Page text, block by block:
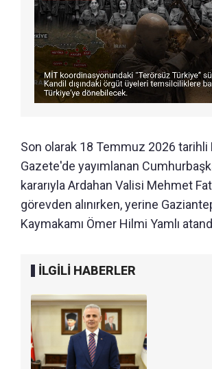
Son olarak 18 Temmuz 2026 tarihli
Gazete'de yayımlanan
kararıyla Ardahan Valisi Mehmet
görevden alınırken, yerine
Kaymakamı Ömer Hilmi Yamlı
İLGİLİ HABERLER